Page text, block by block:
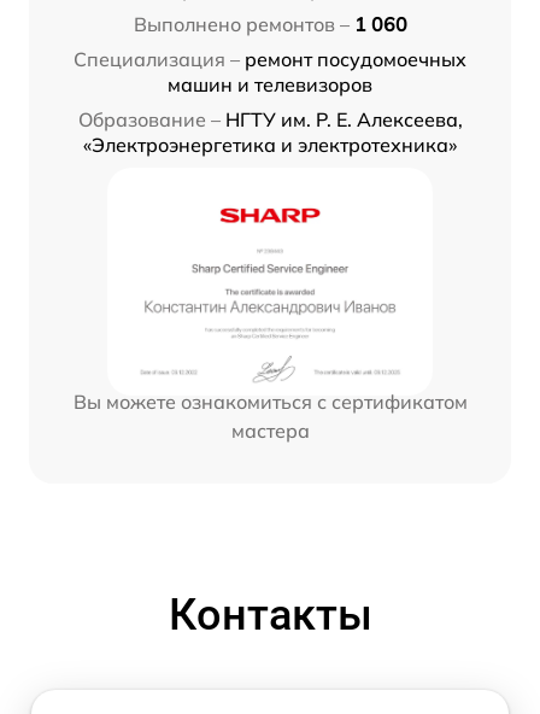
Выполнено ремонтов – 1 060
Специализация – ремонт посудомоечных
машин и телевизоров
Образование – НГТУ им. Р. Е. Алексеева,
«Электроэнергетика и электротехника»
Вы можете ознакомиться с сертификатом
мастера
Контакты